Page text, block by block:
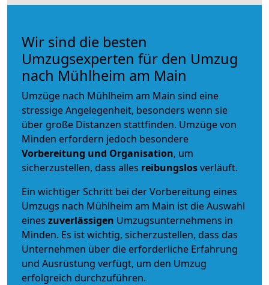
Wir sind die besten
Umzugsexperten für den Umzug
nach Mühlheim am Main
Umzüge nach Mühlheim am Main sind eine
stressige Angelegenheit, besonders wenn sie
über große Distanzen stattfinden. Umzüge von
Minden erfordern jedoch besondere
Vorbereitung und Organisation, um
sicherzustellen, dass alles reibungslosverläuft.
Ein wichtiger Schritt bei der Vorbereitung eines
Umzugs nach Mühlheim am Main ist die Auswahl
eines zuverlässigen Umzugsunternehmens in
Minden. Es ist wichtig, sicherzustellen, dass das
Unternehmen über die erforderliche Erfahrung
und Ausrüstung verfügt, um den Umzug
erfolgreich durchzuführen.